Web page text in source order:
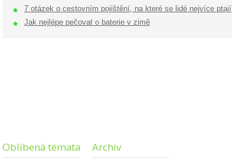
7 otázek o cestovním pojištění, na které se lidé nejvíce ptají
Jak nejlépe pečovat o baterie v zimě
Oblíbená témata Archiv